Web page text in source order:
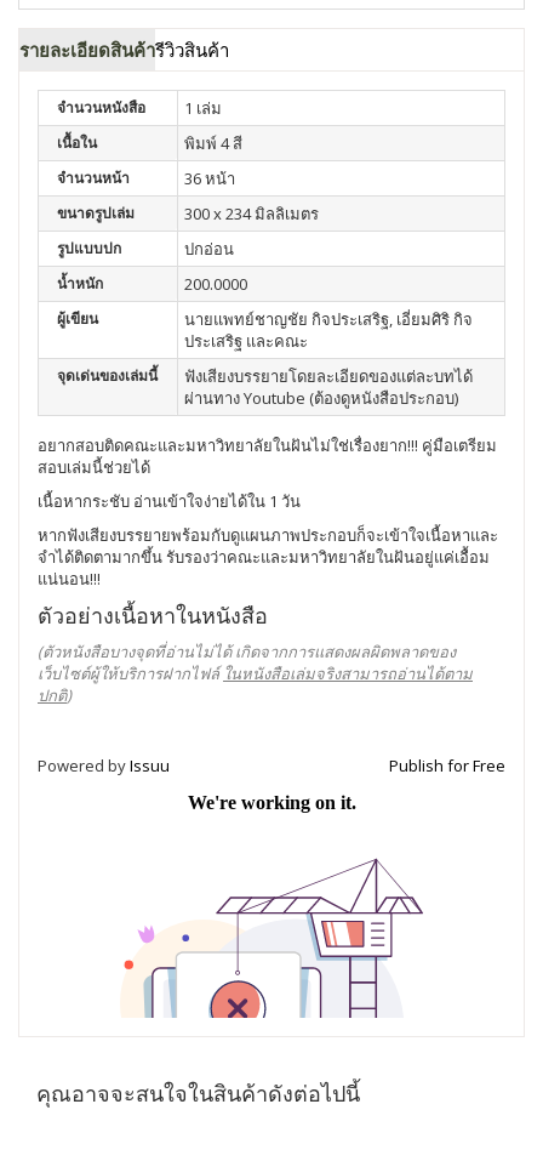
รายละเอียดสินค้ารีวิวสินค้า
จำนวนหนังสือ 1 เล่ม
เนื้อใน พิมพ์ 4 สี
จำนวนหน้า 36 หน้า
ขนาดรูปเล่ม 300 x 234 มิลลิเมตร
รูปแบบปก ปกอ่อน
น้ำหนัก 200.0000
ผู้เขียน
นายแพทย์ชาญชัย กิจประเสริฐ, เอี่ยมศิริ กิจ
ประเสริฐ และคณะ
จุดเด่นของเล่มนี้
ฟังเสียงบรรยายโดยละเอียดของแต่ละบทได้
ผ่านทาง Youtube (ต้องดูหนังสือประกอบ)
อยากสอบติดคณะและมหาวิทยาลัยในฝันไม่ใช่เรื่องยาก!!! คู่มือเตรียม
สอบเล่มนี้ช่วยได้
เนื้อหากระชับ อ่านเข้าใจง่ายได้ใน 1 วัน
หากฟังเสียงบรรยายพร้อมกับดูแผนภาพประกอบก็จะเข้าใจเนื้อหาและ
จำได้ติดตามากขึ้น รับรองว่าคณะและมหาวิทยาลัยในฝันอยู่แค่เอื้อม
แน่นอน!!!
ตัวอย่างเนื้อหาในหนังสือ
(ตัวหนังสือบางจุดที่อ่านไม่ได้ เกิดจากการแสดงผลผิดพลาดของ
เว็บไซต์ผู้ให้บริการฝากไฟล์ ในหนังสือเล่มจริงสามารถอ่านได้ตาม
ปกติ)
Powered byIssuu Publish for Free
คุณอาจจะสนใจในสินค้าดังต่อไปนี้